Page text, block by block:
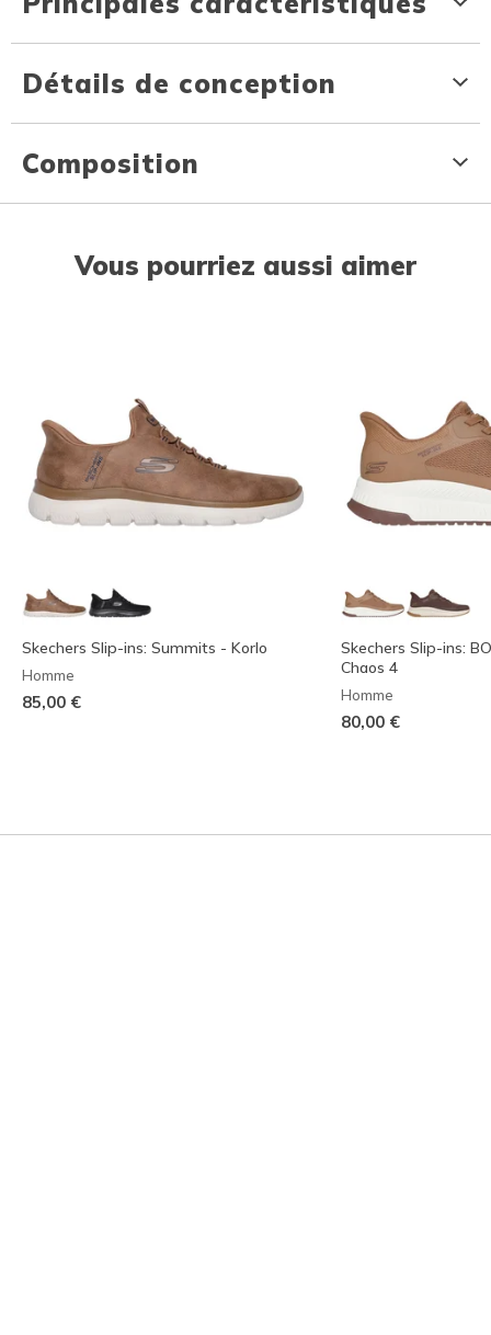
Détails de conception
Composition
Vous pourriez aussi aimer
Skechers Slip-ins: Summits - Korlo
Homme
85,00 €
Skechers Slip-ins:
Chaos 4
Homme
80,00 €